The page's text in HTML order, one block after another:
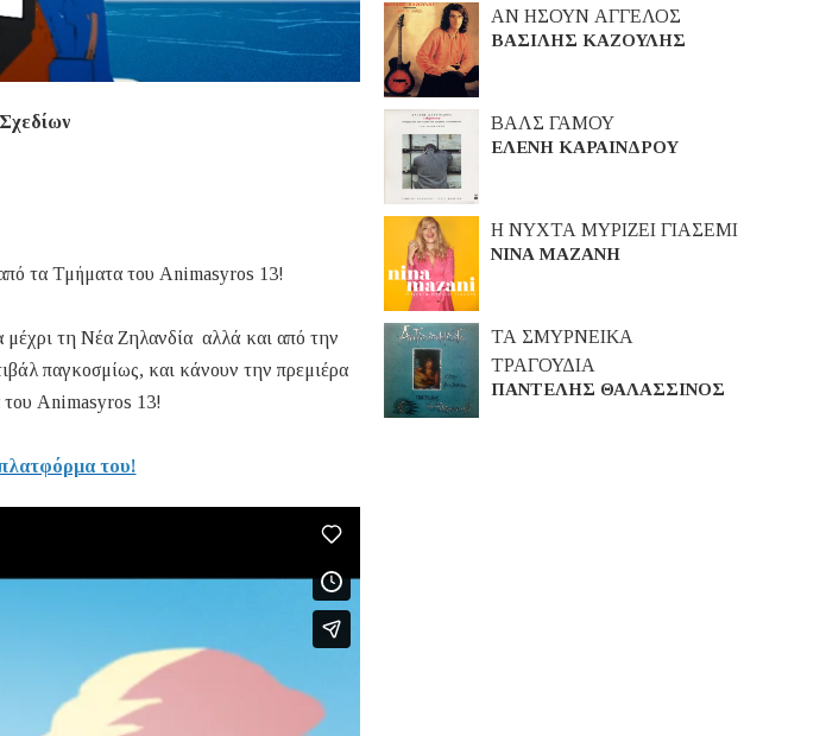
τα Τμήματα του Animasyros 13!
μέχρι τη Νέα Ζηλανδία αλλά και από την
παγκοσμίως, και κάνουν την πρεμιέρα
του Animasyros 13!
του!
ΑΝ ΗΣΟΥΝ ΑΓΓΕΛΟΣ
ΒΑΣΙΛΗΣ ΚΑΖΟΥΛΗΣ
ΒΑΛΣ ΓΑΜΟΥ
ΕΛΕΝΗ ΚΑΡΑΙΝΔΡΟΥ
Η ΝΥΧΤΑ ΜΥΡΙΖΕΙ ΓΙΑΣΕΜΙ
ΝΙΝΑ ΜΑΖΑΝΗ
ΤΑ ΣΜΥΡΝΕΙΚΑ
ΤΡΑΓΟΥΔΙΑ
ΠΑΝΤΕΛΗΣ ΘΑΛΑΣΣΙΝΟΣ